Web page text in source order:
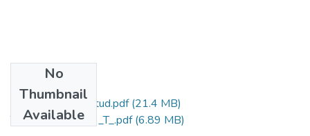
No
Thumbnail
Available
Grado de Similitud.pdf(21.4 MB)
T036_70037253_T_.pdf(6.89 MB)